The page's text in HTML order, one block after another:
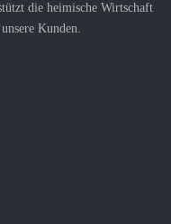
die heimische Wirtschaft
Kunden.